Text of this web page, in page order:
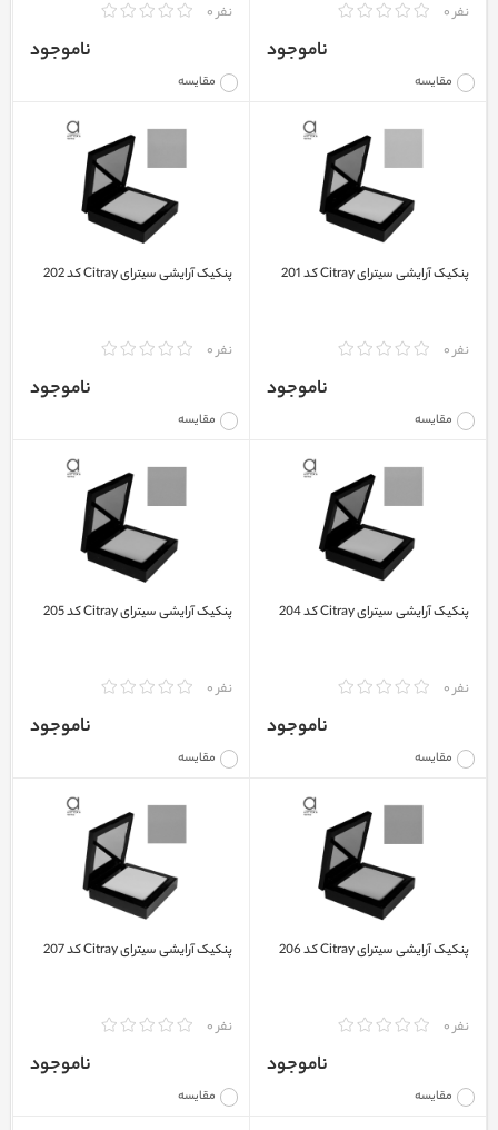
نفر 0
مقایسه
ناموجود
نفر 0
مقایسه
ناموجود
پنکیک آرایشی سیترای Citray کد 201
نفر 0
مقایسه
ناموجود
پنکیک آرایشی سیترای Citray کد 202
نفر 0
مقایسه
ناموجود
پنکیک آرایشی سیترای Citray کد 204
نفر 0
مقایسه
ناموجود
پنکیک آرایشی سیترای Citray کد 205
نفر 0
مقایسه
ناموجود
پنکیک آرایشی سیترای Citray کد 206
نفر 0
مقایسه
ناموجود
پنکیک آرایشی سیترای Citray کد 207
نفر 0
مقایسه
ناموجود